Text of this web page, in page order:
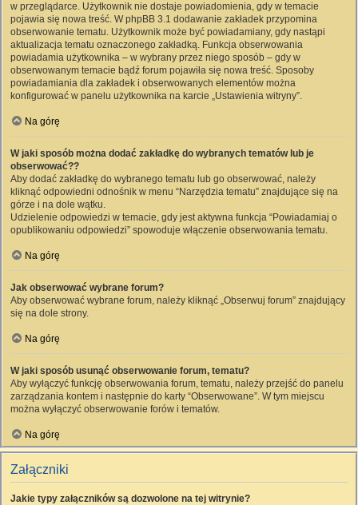
w przeglądarce. Użytkownik nie dostaje powiadomienia, gdy w temacie
pojawia się nowa treść. W phpBB 3.1 dodawanie zakładek przypomina
obserwowanie tematu. Użytkownik może być powiadamiany, gdy nastąpi
aktualizacja tematu oznaczonego zakładką. Funkcja obserwowania
powiadamia użytkownika – w wybrany przez niego sposób – gdy w
obserwowanym temacie bądź forum pojawiła się nowa treść. Sposoby
powiadamiania dla zakładek i obserwowanych elementów można
konfigurować w panelu użytkownika na karcie „Ustawienia witryny”.
Na górę
W jaki sposób można dodać zakładkę do wybranych tematów lub je
obserwować??
Aby dodać zakładkę do wybranego tematu lub go obserwować, należy
kliknąć odpowiedni odnośnik w menu “Narzędzia tematu” znajdujące się na
górze i na dole wątku.
Udzielenie odpowiedzi w temacie, gdy jest aktywna funkcja “Powiadamiaj o
opublikowaniu odpowiedzi” spowoduje włączenie obserwowania tematu.
Na górę
Jak obserwować wybrane forum?
Aby obserwować wybrane forum, należy kliknąć „Obserwuj forum” znajdujący
się na dole strony.
Na górę
W jaki sposób usunąć obserwowanie forum, tematu?
Aby wyłączyć funkcję obserwowania forum, tematu, należy przejść do panelu
zarządzania kontem i następnie do karty “Obserwowane”. W tym miejscu
można wyłączyć obserwowanie forów i tematów.
Na górę
Załączniki
Jakie typy załączników są dozwolone na tej witrynie?